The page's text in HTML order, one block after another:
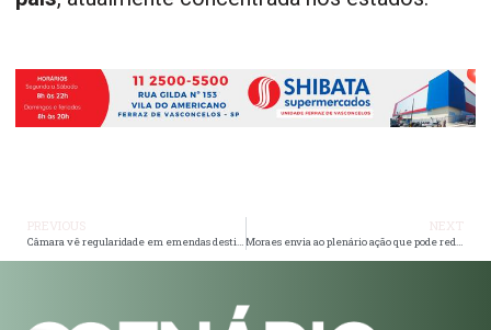
Câmara vê regularidade em emendas destinadas a filme sobre Bolsonaro Moraes envia ao plenário ação que pode redefinir limites da delação premiada